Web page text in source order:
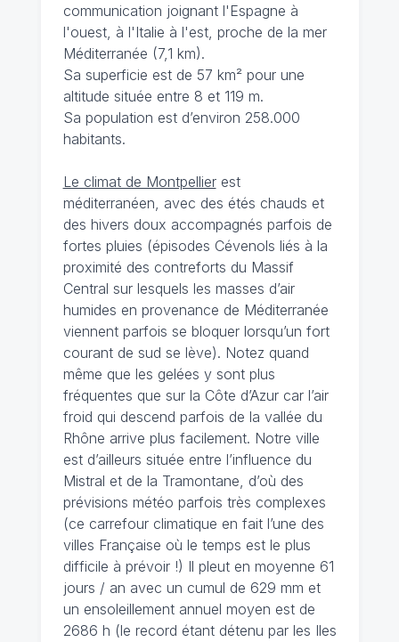
communication joignant l'Espagne à
l'ouest, à l'Italie à l'est, proche de la mer
Méditerranée (7,1 km).
Sa superficie est de 57 km² pour une
altitude située entre 8 et 119 m.
Sa population est d’environ 258.000
habitants.
Le climat de Montpellierest
méditerranéen, avec des étés chauds et
des hivers doux accompagnés parfois de
fortes pluies (épisodes Cévenols liés à la
proximité des contreforts du Massif
Central sur lesquels les masses d’air
humides en provenance de Méditerranée
viennent parfois se bloquer lorsqu’un fort
courant de sud se lève). Notez quand
même que les gelées y sont plus
fréquentes que sur la Côte d’Azur car l’air
froid qui descend parfois de la vallée du
Rhône arrive plus facilement. Notre ville
est d’ailleurs située entre l’influence du
Mistral et de la Tramontane, d’où des
prévisions météo parfois très complexes
(ce carrefour climatique en fait l’une des
villes Française où le temps est le plus
difficile à prévoir !) Il pleut en moyenne 61
jours / an avec un cumul de 629 mm et
un ensoleillement annuel moyen est de
2686 h (le record étant détenu par les Iles